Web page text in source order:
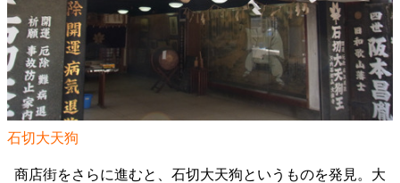
石切大天狗
商店街をさらに進むと、石切大天狗というものを発見。大